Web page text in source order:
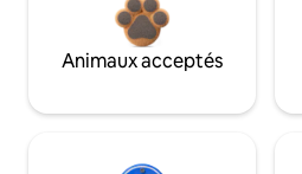
Animaux acceptés